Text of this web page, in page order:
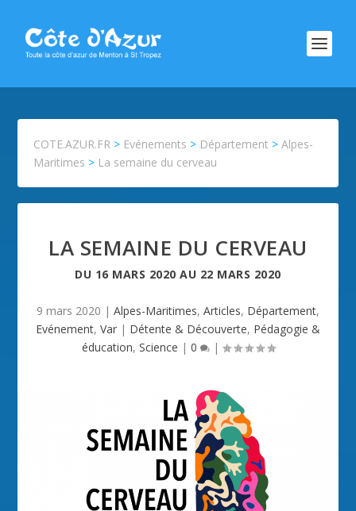
COTE.AZUR.FR > Evénements > Département >Alpes-
Maritimes > La semaine du cerveau
LA SEMAINE DU CERVEAU
DU 16 MARS 2020 AU 22 MARS 2020
9 mars 2020 | Alpes-Maritimes, Articles, Département,
Evénement, Var | Détente & Découverte, Pédagogie &
éducation, Science | 0 |